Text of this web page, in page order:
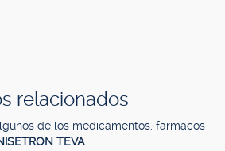
relacionados
de los medicamentos, fármacos
TEVA